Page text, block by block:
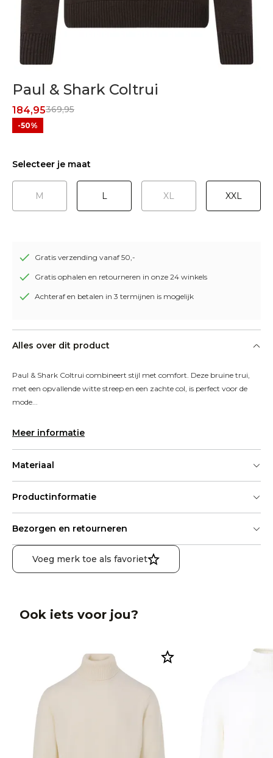
Paul & Shark Coltrui
369,95
184,95
-50%
Selecteer je maat
M L XL XXL
Gratis verzending vanaf 50,-
Gratis ophalen en retourneren in onze 24 winkels
Achteraf en betalen in 3 termijnen is mogelijk
Alles over dit product
Paul & Shark Coltrui combineert stijl met comfort. Deze bruine trui,
met een opvallende witte streep en een zachte col, is perfect voor de
mode...
Meer informatie
Materiaal
Productinformatie
Bezorgen en retourneren
Voeg merk toe als favoriet
Ook iets voor jou?